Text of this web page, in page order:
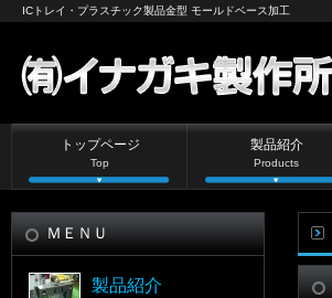
ICトレイ・プラスチック製品金型 モールドベース加工
トップページ
Top
製品紹介
Products
ＭＥＮＵ
製品紹介